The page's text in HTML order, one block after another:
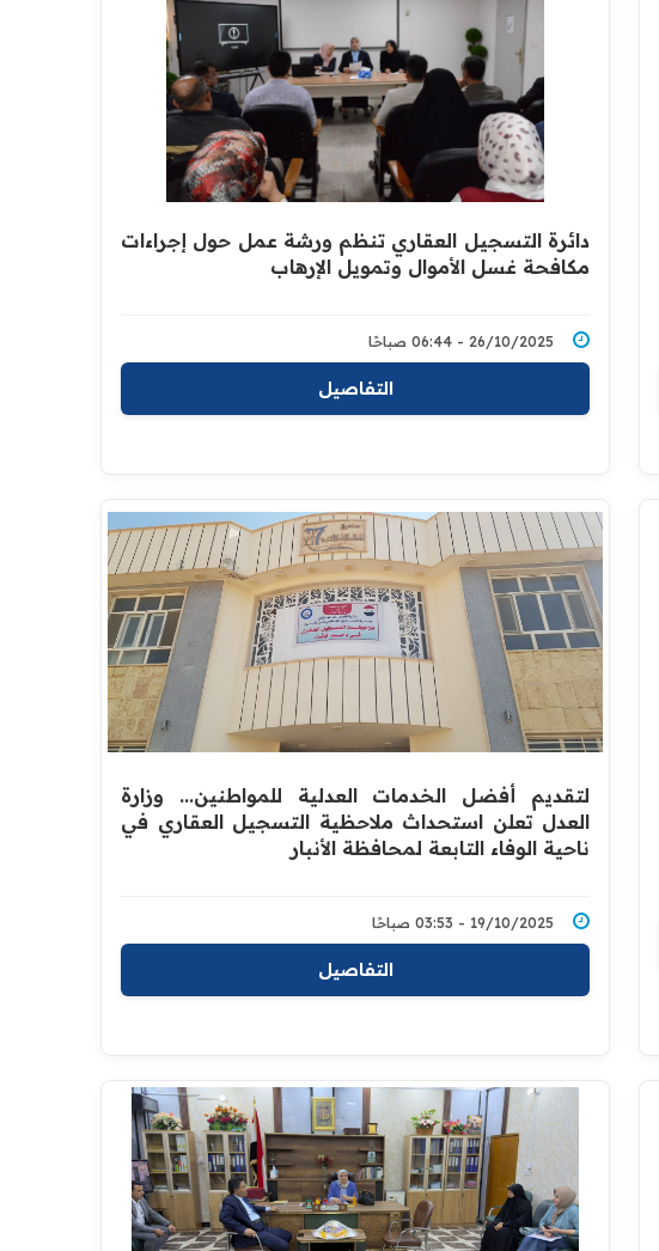
دائرة التسجيل العقاري تنظم ورشة عمل حول إجراءات
مكافحة غسل الأموال وتمويل الإرهاب
26/10/2025 - 06:44 صباحًا
التفاصيل
لتقديم أفضل الخدمات العدلية للمواطنين... وزارة
العدل تعلن استحداث ملاحظية التسجيل العقاري في
ناحية الوفاء التابعة لمحافظة الأنبار
19/10/2025 - 03:53 صباحًا
التفاصيل